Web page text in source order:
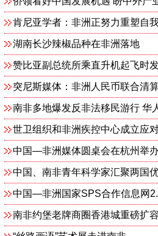
肯尼亚学者：非洲正努力重塑自
湖南长沙辣椒品种在非洲落地
赞比亚副总统所乘直升机起飞时
突尼斯媒体：非洲人民币联合清
南非多地爆发反非法移民游行 华
世卫组织和非洲疾控中心成立应
中国—非洲媒体圆桌会在杭州举
中国—非洲国家SPS合作信息网